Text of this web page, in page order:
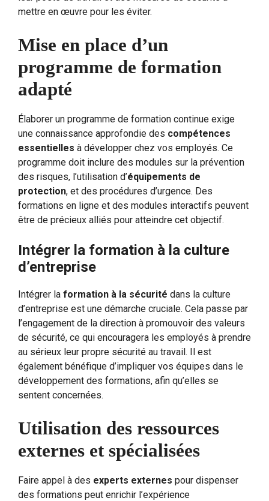
mettre en œuvre pour les éviter.
Mise en place d’un
programme de formation
adapté
Élaborer un programme de formation continue exige
une connaissance approfondie des compétences
essentielles à développer chez vos employés. Ce
programme doit inclure des modules sur la prévention
des risques, l’utilisation d’équipements de
protection, et des procédures d’urgence. Des
formations en ligne et des modules interactifs peuvent
être de précieux alliés pour atteindre cet objectif.
Intégrer la formation à la culture
d’entreprise
Intégrer la formation à la sécurité dans la culture
d’entreprise est une démarche cruciale. Cela passe par
l’engagement de la direction à promouvoir des valeurs
de sécurité, ce qui encouragera les employés à prendre
au sérieux leur propre sécurité au travail. Il est
également bénéfique d’impliquer vos équipes dans le
développement des formations, afin qu’elles se
sentent concernées.
Utilisation des ressources
externes et spécialisées
Faire appel à des experts externes pour dispenser
des formations peut enrichir l’expérience